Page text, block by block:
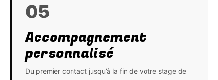
05
Accompagnement
personnalisé
Du premier contact jusqu’à la fin de votre stage de